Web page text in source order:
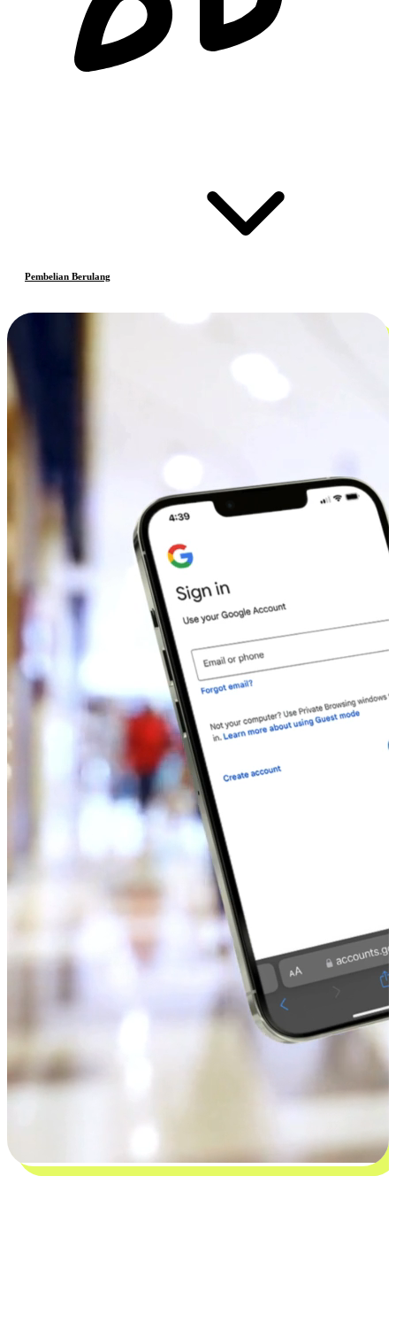
Pembelian Berulang